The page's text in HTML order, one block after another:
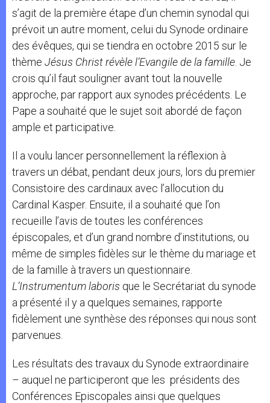
s’agit de la première étape d’un chemin synodal qui
prévoit un autre moment, celui du Synode ordinaire
des évêques, qui se tiendra en octobre 2015 sur le
thème Jésus Christ révèle l’Evangile de la famille . Je
crois qu’il faut souligner avant tout la nouvelle
approche, par rapport aux synodes précédents. Le
Pape a souhaité que le sujet soit abordé de façon
ample et participative.
Il a voulu lancer personnellement la réflexion à
travers un débat, pendant deux jours, lors du premier
Consistoire des cardinaux avec l’allocution du
Cardinal Kasper. Ensuite, il a souhaité que l’on
recueille l’avis de toutes les conférences
épiscopales, et d’un grand nombre d’institutions, ou
même de simples fidèles sur le thème du mariage et
de la famille à travers un questionnaire.
L’Instrumentum laboris que le Secrétariat du synode
a présenté il y a quelques semaines, rapporte
fidèlement une synthèse des réponses qui nous sont
parvenues.
Les résultats des travaux du Synode extraordinaire
– auquel ne participeront que les présidents des
Conférences Episcopales ainsi que quelques